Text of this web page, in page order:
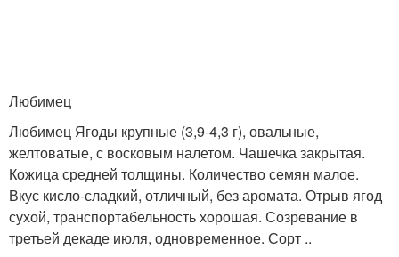
Любимец
Любимец Ягоды крупные (3,9-4,3 г), овальные,
желтоватые, с восковым налетом. Чашечка закрытая.
Кожица средней толщины. Количество семян малое.
Вкус кисло-сладкий, отличный, без аромата. Отрыв ягод
сухой, транспортабельность хорошая. Созревание в
третьей декаде июля, одновременное. Сорт ..